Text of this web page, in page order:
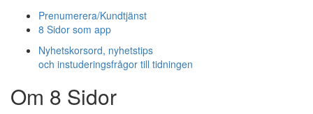
Prenumerera/Kundtjänst
8 Sidor som app
Nyhetskorsord, nyhetstips
och instuderingsfrågor till tidningen
Om 8 Sidor